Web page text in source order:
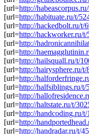
[url=http://
[url=http://habituate.ru/t/
[url=http://hackedbolt.ru/t/
[url=http://hackworker.ru/t/
[url=http://
[url=http://
[url=http://hailsquall.ru/t/
[url=http://hairysphere.ru/t/
[url=http://
[url=http://halfsiblings.ru/t/
[url=http://
[url=http://haltstate.ru/t/
[url=http://handcoding.ru/t/
[url=http://
[url=http://handradar.ru/t/